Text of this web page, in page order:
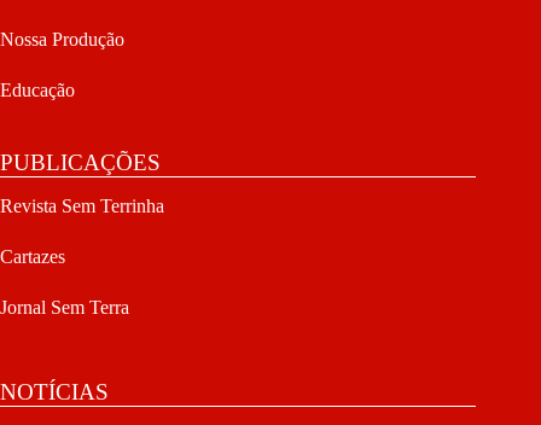
Nossa Produção
Educação
PUBLICAÇÕES
Revista Sem Terrinha
Cartazes
Jornal Sem Terra
NOTÍCIAS